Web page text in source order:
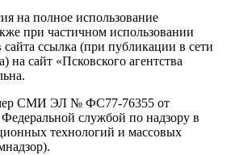
на полное использование
при частичном использовании
ссылка (при публикации в сети
на сайт «Псковского агентства
СМИ ЭЛ № ФС77-76355 от
службой по надзору в
технологий и массовых